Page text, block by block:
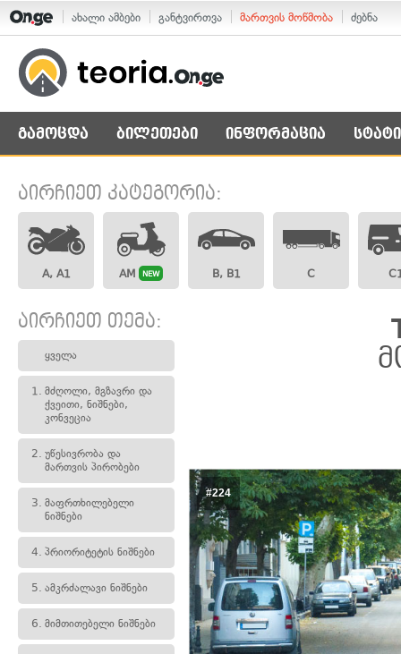
ახალი ამბები განტვირთვა მართვის მოწმობა ძებნა
გამოცდა ბილეთები ინფორმაცია
აირჩიეთ კატეგორია:
A, A1 AM NEW B, B1 C
აირჩიეთ თემა:
ყველა
1. მძღოლი, მგზავრი და
ქვეითი, ნიშნები,
კონვეცია
2. უწესივრობა და
მართვის პირობები
3. მაფრთხილებელი
ნიშნები
4. პრიორიტეტის ნიშნები
5. ამკრძალავი ნიშნები
6. მიმთითებელი ნიშნები
#224